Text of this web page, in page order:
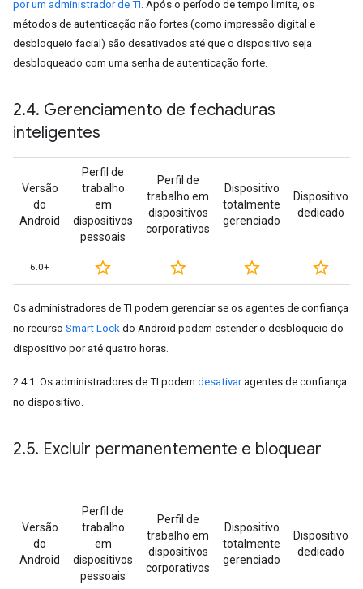
por um administrador de TI. Após o período de tempo limite, os
métodos de autenticação não fortes (como impressão digital e
desbloqueio facial) são desativados até que o dispositivo seja
desbloqueado com uma senha de autenticação forte.
2.4. Gerenciamento de fechaduras
inteligentes
Versão
do
Android
Perfil de
trabalho
em
dispositivos
pessoais
Perfil de
trabalho em
dispositivos
corporativos
Dispositivo
totalmente
gerenciado
Dispositivo
dedicado
6.0+ star_border star_border star_border star_border
Os administradores de TI podem gerenciar se os agentes de confiança
no recurso Smart Lock do Android podem estender o desbloqueio do
dispositivo por até quatro horas.
2.4.1. Os administradores de TI podem desativaragentes de confiança
no dispositivo.
2.5. Excluir permanentemente e bloquear
Versão
do
Android
Perfil de
trabalho
em
dispositivos
pessoais
Perfil de
trabalho em
dispositivos
corporativos
Dispositivo
totalmente
gerenciado
Dispositivo
dedicado